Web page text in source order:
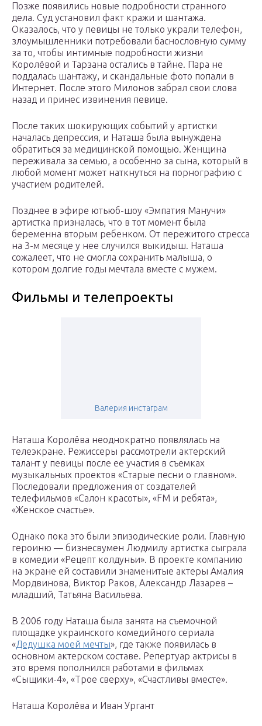
Позже появились новые подробности странного
дела. Суд установил факт кражи и шантажа.
Оказалось, что у певицы не только украли телефон,
злоумышленники потребовали баснословную сумму
за то, чтобы интимные подробности жизни
Королёвой и Тарзана остались в тайне. Пара не
поддалась шантажу, и скандальные фото попали в
Интернет. После этого Милонов забрал свои слова
назад и принес извинения певице.
После таких шокирующих событий у артистки
началась депрессия, и Наташа была вынуждена
обратиться за медицинской помощью. Женщина
переживала за семью, а особенно за сына, который в
любой момент может наткнуться на порнографию с
участием родителей.
Позднее в эфире ютьюб-шоу «Эмпатия Манучи»
артистка призналась, что в тот момент была
беременна вторым ребенком. От пережитого стресса
на 3-м месяце у нее случился выкидыш. Наташа
сожалеет, что не смогла сохранить малыша, о
котором долгие годы мечтала вместе с мужем.
Фильмы и телепроекты
Валерия инстаграм
Наташа Королёва неоднократно появлялась на
телеэкране. Режиссеры рассмотрели актерский
талант у певицы после ее участия в съемках
музыкальных проектов «Старые песни о главном».
Последовали предложения от создателей
телефильмов «Салон красоты», «FM и ребята»,
«Женское счастье».
Однако пока это были эпизодические роли. Главную
героиню — бизнесвумен Людмилу артистка сыграла
в комедии «Рецепт колдуньи». В проекте компанию
на экране ей составили знаменитые актеры Амалия
Мордвинова, Виктор Раков, Александр Лазарев –
младший, Татьяна Васильева.
В 2006 году Наташа была занята на съемочной
площадке украинского комедийного сериала
«Дедушка моей мечты», где также появилась в
основном актерском составе. Репертуар актрисы в
это время пополнился работами в фильмах
«Сыщики-4», «Трое сверху», «Счастливы вместе».
Наташа Королёва и Иван Ургант